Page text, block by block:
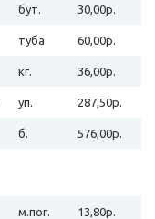
бут. 30,00р.
туба 60,00р.
кг. 36,00р.
уп. 287,50р.
б. 576,00р.
м.пог. 13,80р.